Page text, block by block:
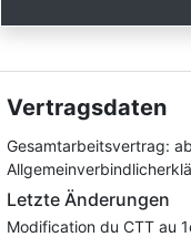
Vertragsdaten
Gesamtarbeitsvertrag:
Letzte Änderungen
Modification du CTT au